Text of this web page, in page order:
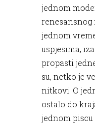
jednom
renesansnog
jednom
uspjesima,
propasti
su, netko je
nitkovi. O
ostalo do
jednom